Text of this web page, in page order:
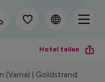
Hotel teilen
(Varna) | Goldstrand